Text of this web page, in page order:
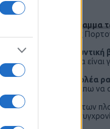
στο πρόγραμμα
βιομηχανία της
μια τεράστια αμυντική
ΦΔΙ μόνο καλό θα είναι
προηγμένο παρεμβολέα
. Επίσης, βλέπω
εκσυγχρονισμούς
των
15 με 20 χρόνια